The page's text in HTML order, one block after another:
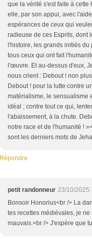
que la vérité s'est faite à
elle, par son appui, avec
espérances de ceux qui
radieuse de ces Esprits, dont
l'histoire, les grands initiés
tous ceux qui ont fait
l'œuvre. Et au-dessus d'eux,
nous crient : Debout ! non
Debout ! pour la lutte contre
matérialisme, le sensualisme
idéal ; contre tout ce qui,
l'abaissement, à la chute.
notre race et de l'humanité !
sont les derniers mots de
Répondre
petit randonneur 23/10/2025
Bonsoir Honorius<br /> La
tes recettes médiévales, je
mauvais.<br /> J'espère que